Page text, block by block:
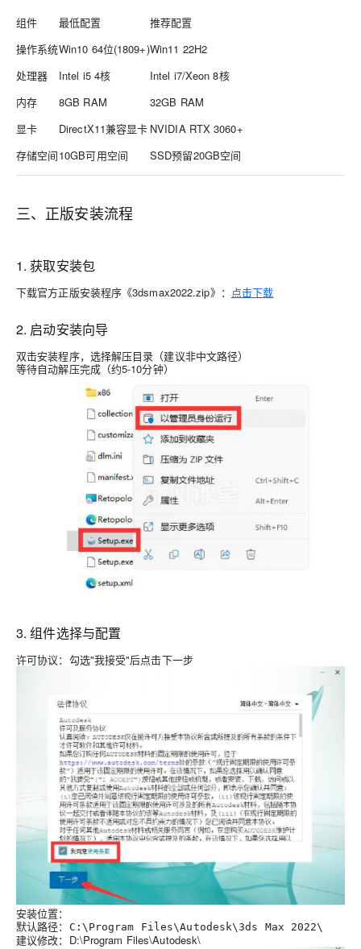
组件 最低配置
推荐配置
操作系统Win10 64位(1809+)Win11 22H2
处理器
Intel i5 4核
Intel i7/Xeon 8核
内存
8GB RAM
32GB RAM
显卡
DirectX11兼容显卡 NVIDIA RTX 3060+
存储空间10GB可用空间 SSD预留20GB空间
三、正版安装流程
1. 获取安装包
下载官方正版安装程序《3dsmax2022.zip》： 点击下载
2. 启动安装向导
双击安装程序，选择解压目录（建议非中文路径）
等待自动解压完成（约5-10分钟）
3. 组件选择与配置
许可协议：勾选"我接受"后点击下一步
安装位置：
默认路径：
C:\Program Files\Autodesk\3ds Max 2022\
建议修改：D:\Program Files\Autodesk\